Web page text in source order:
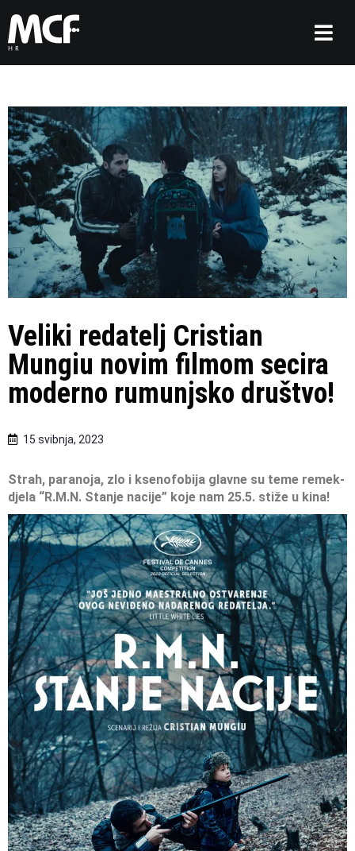
Veliki redatelj Cristian
Mungiu novim filmom secira
moderno rumunjsko društvo!
15 svibnja, 2023
Strah, paranoja, zlo i ksenofobija glavne su teme remek-
djela “R.M.N. Stanje nacije” koje nam 25.5. stiže u kina!